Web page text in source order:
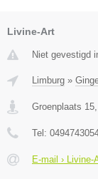
Livine-Art
Niet gevestigd
Limburg »
Groenplaats 15,
Tel:
E-mail › Livine-